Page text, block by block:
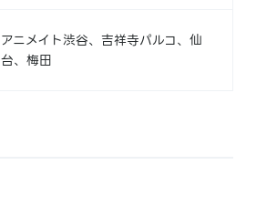
アニメイト渋谷、吉祥寺パルコ、仙
台、梅田